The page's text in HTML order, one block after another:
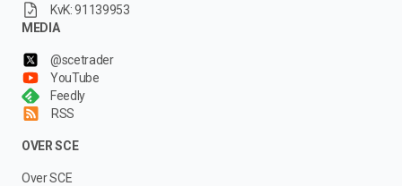
KvK: 91139953
MEDIA
@scetrader
YouTube
Feedly
RSS
OVER SCE
Over SCE